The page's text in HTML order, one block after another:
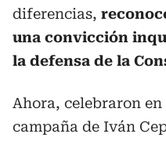
diferencias,
una convicción
la defensa de la
Ahora, celebraron
campaña de Iván